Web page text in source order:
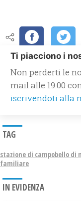
Ti piacciono i
Non perderti le
mail alle 19.00
iscrivendoti alla
TAG
stazione di campobello di
familiare
IN EVIDENZA